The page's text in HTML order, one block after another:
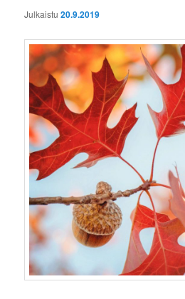
Julkaistu20.9.2019